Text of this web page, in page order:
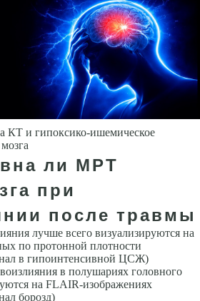
КТ и гипоксико-ишемическое
ли МРТ
при
после травмы
лучше всего визуализируются на
по протонной плотности
в гипоинтенсивной ЦСЖ)
в полу­шариях головного
на FLAIR-изображениях
борозд)